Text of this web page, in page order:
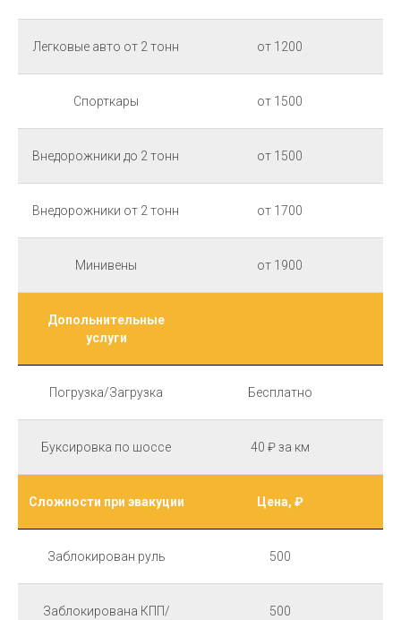
Легковые авто от 2 тонн от 1200
Спорткары от 1500
Внедорожники до 2 тонн от 1500
Внедорожники от 2 тонн от 1700
Минивены от 1900
Допольнительные
услуги
Погрузка/Загрузка Бесплатно
Буксировка по шоссе 40 ₽ за км
Сложности при эвакуции Цена, ₽
Заблокирован руль 500
Заблокирована КПП/
500